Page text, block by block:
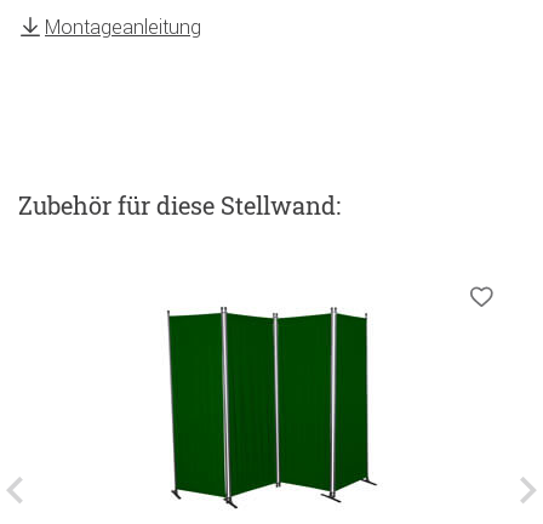
Montageanleitung
Zubehörfür diese Stellwand: